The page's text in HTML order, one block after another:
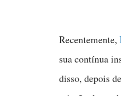
Recentemente,
sua contínua
disso, depois